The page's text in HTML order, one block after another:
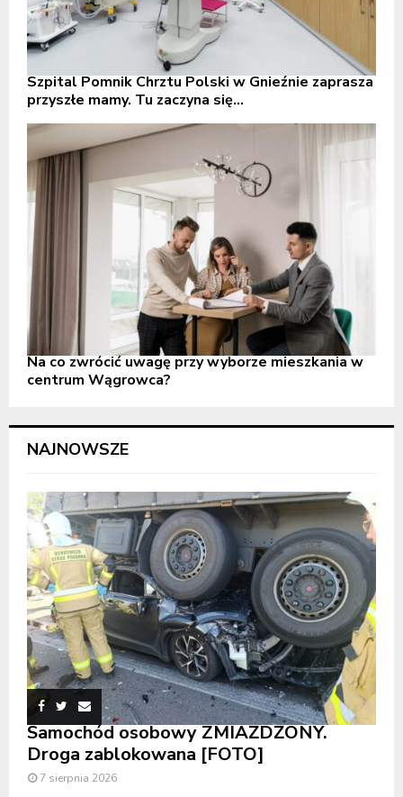
Szpital Pomnik Chrztu Polski w Gnieźnie zaprasza
przyszłe mamy. Tu zaczyna się...
Na co zwrócić uwagę przy wyborze mieszkania w
centrum Wągrowca?
NAJNOWSZE
Samochód osobowy ZMIAŻDŻONY.
Droga zablokowana [FOTO]
7 sierpnia 2026